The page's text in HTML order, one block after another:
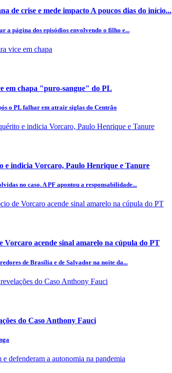
de crise e mede impacto A poucos dias do início...
a página dos episódios envolvendo o filho e...
em chapa "puro-sangue" do PL
o PL falhar em atrair siglas do Centrão
e indicia Vorcaro, Paulo Henrique e Tanure
no caso. A PF apontou a responsabilidade...
Vorcaro acende sinal amarelo na cúpula do PT
de Brasília e de Salvador na noite da...
do Caso Anthony Fauci